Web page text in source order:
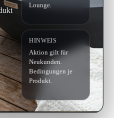
Lounge.
HINWEIS
Aktion gilt für
Neukunden.
Bedingungen je
Produkt.